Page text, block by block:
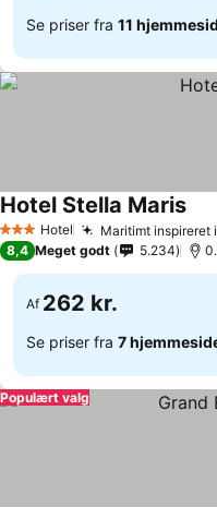
Se priser fra 11
3 StjernerHotel Maritimt inspireret
Hotel Stella Maris
8,4 Meget godt 5.234
Af 262 kr.
Se priser fra 7
Populært valg